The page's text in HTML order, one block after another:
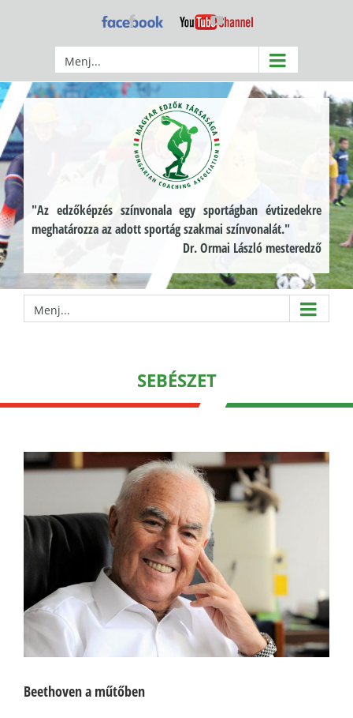
Facebook YouTube
Menj...
"Az edzőképzés színvonala egy sportágban évtizedekre
meghatározza az adott sportág szakmai színvonalát."
Dr. Ormai László mesteredző
Menj...
SEBÉSZET
Beethoven a műtőben